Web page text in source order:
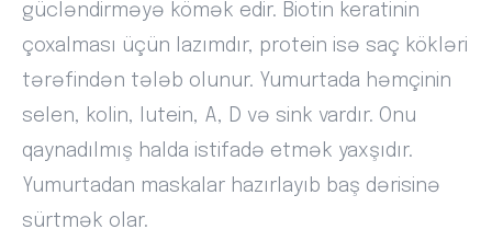
gücləndirməyə kömək edir. Biotin keratinin
çoxalması üçün lazımdır, protein isə saç kökləri
tərəfindən tələb olunur. Yumurtada həmçinin
selen, kolin, lutein, A, D və sink vardır. Onu
qaynadılmış halda istifadə etmək yaxşıdır.
Yumurtadan maskalar hazırlayıb baş dərisinə
sürtmək olar.